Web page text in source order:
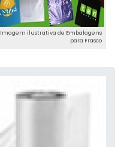
Imagem ilustrativa de Embalagens
para Frasco